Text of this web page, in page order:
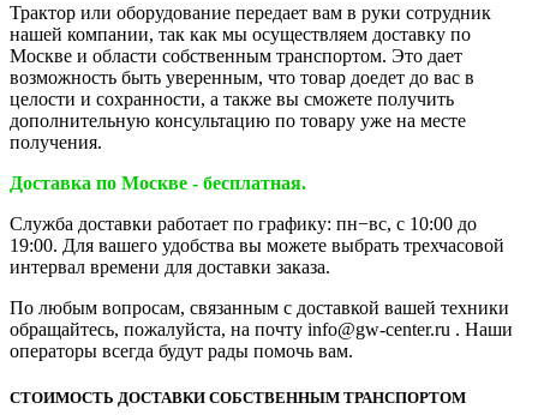
Трактор или оборудование передает вам в руки сотрудник
нашей компании, так как мы осуществляем доставку по
Москве и области собственным транспортом. Это дает
возможность быть уверенным, что товар доедет до вас в
целости и сохранности, а также вы сможете получить
дополнительную консультацию по товару уже на месте
получения.
Доставка по Москве - бесплатная.
Служба доставки работает по графику: пн−вс, с 10:00 до
19:00. Для вашего удобства вы можете выбрать трехчасовой
интервал времени для доставки заказа.
По любым вопросам, связанным с доставкой вашей техники
обращайтесь, пожалуйста, на почту info@gw-center.ru . Наши
операторы всегда будут рады помочь вам.
СТОИМОСТЬ ДОСТАВКИ СОБСТВЕННЫМ ТРАНСПОРТОМ